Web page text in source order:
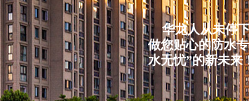
华龙人从未停下
做您贴心的防水
水无忧”的新未来